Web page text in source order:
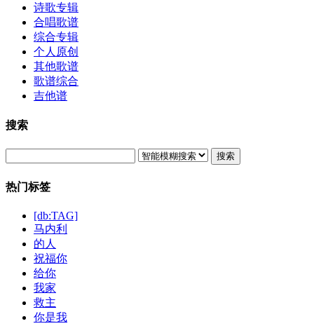
诗歌专辑
合唱歌谱
综合专辑
个人原创
其他歌谱
歌谱综合
吉他谱
搜索
搜索
热门标签
[db:TAG]
马内利
的人
祝福你
给你
我家
救主
你是我